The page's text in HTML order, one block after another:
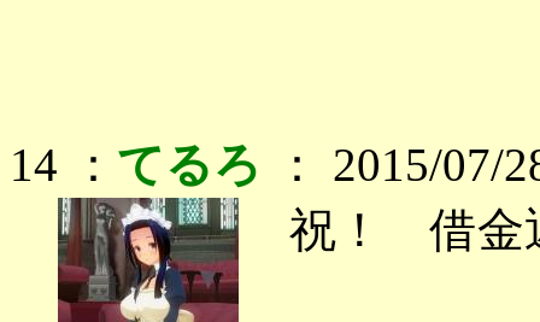
14 ： てるろ ： 2015/07/
祝！ 借金